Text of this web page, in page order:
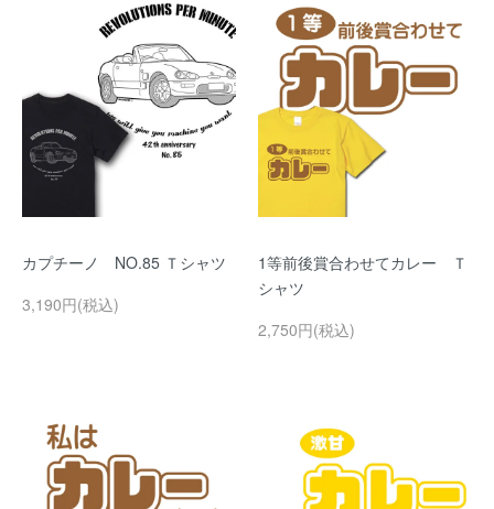
カプチーノ NO.85 Ｔシャツ
3,190円(税込)
1等前後賞合わせてカレー Ｔ
シャツ
2,750円(税込)